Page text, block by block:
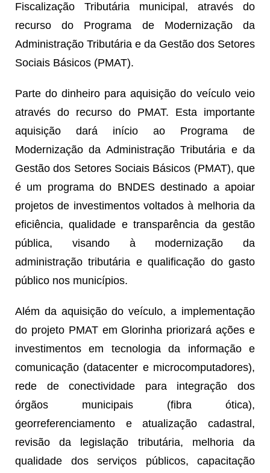
Fiscalização Tributária municipal, através do
recurso do Programa de Modernização da
Administração Tributária e da Gestão dos Setores
Sociais Básicos (PMAT).
Parte do dinheiro para aquisição do veículo veio
através do recurso do PMAT. Esta importante
aquisição dará início ao Programa de
Modernização da Administração Tributária e da
Gestão dos Setores Sociais Básicos (PMAT), que
é um programa do BNDES destinado a apoiar
projetos de investimentos voltados à melhoria da
eficiência, qualidade e transparência da gestão
pública, visando à modernização da
administração tributária e qualificação do gasto
público nos municípios.
Além da aquisição do veículo, a implementação
do projeto PMAT em Glorinha priorizará ações e
investimentos em tecnologia da informação e
comunicação (datacenter e microcomputadores),
rede de conectividade para integração dos
órgãos municipais (fibra ótica),
georreferenciamento e atualização cadastral,
revisão da legislação tributária, melhoria da
qualidade dos serviços públicos, capacitação